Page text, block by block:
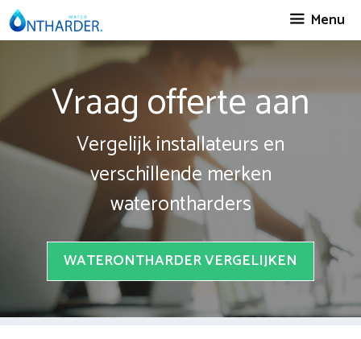
Spring
naar
Menu
Vraag offerte aan
Vergelijk installateurs en
verschillende merken
waterontharders
WATERONTHARDER VERGELIJKEN